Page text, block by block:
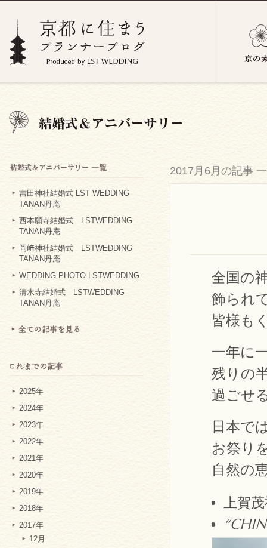
吉田神社結婚式 LST WEDDING
TANAN丹庵
西本願寺結婚式 LSTWEDDING
TANAN丹庵
岡﨑神社結婚式 LSTWEDDING
TANAN丹庵
WEDDING PHOTO LSTWEDDING
清水寺結婚式 LSTWEDDING
TANAN丹庵
2025年
2024年
2023年
2022年
2021年
2020年
2019年
2018年
2017年
12月
2017月6月の記事
全国の
飾られ
皆様も
一年に
残りの
過ごせ
日本で
お祭り
自然の
上賀